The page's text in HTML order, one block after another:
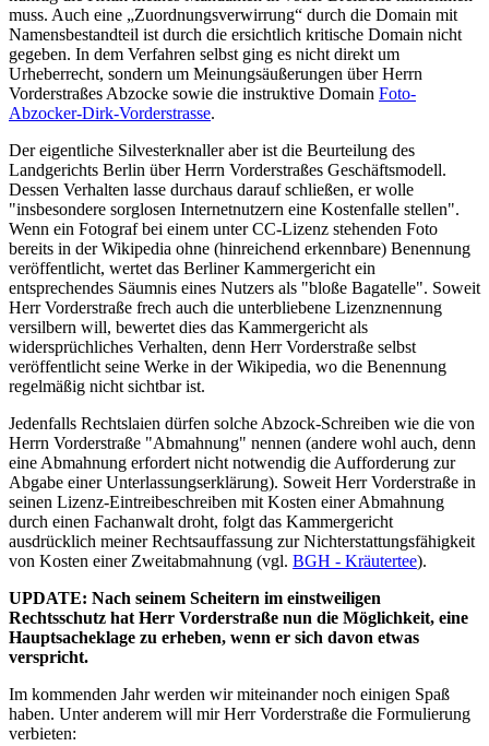
muss. Auch eine „Zuordnungsverwirrung“ durch die Domain mit
Namensbestandteil ist durch die ersichtlich kritische Domain nicht
gegeben. In dem Verfahren selbst ging es nicht direkt um
Urheberrecht, sondern um Meinungsäußerungen über Herrn
Vorderstraßes Abzocke sowie die instruktive Domain Foto-
Abzocker-Dirk-Vorderstrasse.
Der eigentliche Silvesterknaller aber ist die Beurteilung des
Landgerichts Berlin über Herrn Vorderstraßes Geschäftsmodell.
Dessen Verhalten lasse durchaus darauf schließen, er wolle
"insbesondere sorglosen Internetnutzern eine Kostenfalle stellen".
Wenn ein Fotograf bei einem unter CC-Lizenz stehenden Foto
bereits in der Wikipedia ohne (hinreichend erkennbare) Benennung
veröffentlicht, wertet das Berliner Kammergericht ein
entsprechendes Säumnis eines Nutzers als "bloße Bagatelle". Soweit
Herr Vorderstraße frech auch die unterbliebene Lizenznennung
versilbern will, bewertet dies das Kammergericht als
widersprüchliches Verhalten, denn Herr Vorderstraße selbst
veröffentlicht seine Werke in der Wikipedia, wo die Benennung
regelmäßig nicht sichtbar ist.
Jedenfalls Rechtslaien dürfen solche Abzock-Schreiben wie die von
Herrn Vorderstraße "Abmahnung" nennen (andere wohl auch, denn
eine Abmahnung erfordert nicht notwendig die Aufforderung zur
Abgabe einer Unterlassungserklärung). Soweit Herr Vorderstraße in
seinen Lizenz-Eintreibeschreiben mit Kosten einer Abmahnung
durch einen Fachanwalt droht, folgt das Kammergericht
ausdrücklich meiner Rechtsauffassung zur Nichterstattungsfähigkeit
von Kosten einer Zweitabmahnung (vgl. BGH - Kräutertee).
UPDATE: Nach seinem Scheitern im einstweiligen
Rechtsschutz hat Herr Vorderstraße nun die Möglichkeit, eine
Hauptsacheklage zu erheben, wenn er sich davon etwas
verspricht.
Im kommenden Jahr werden wir miteinander noch einigen Spaß
haben. Unter anderem will mir Herr Vorderstraße die Formulierung
verbieten: